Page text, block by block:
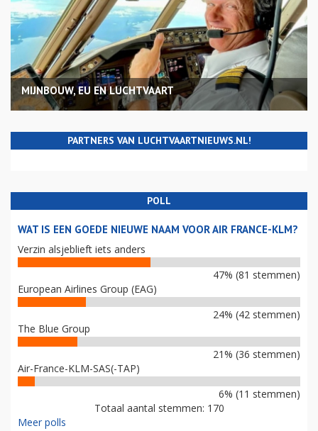
MIJNBOUW, EU EN LUCHTVAART
PARTNERS VAN LUCHTVAARTNIEUWS.NL!
POLL
WAT IS EEN GOEDE NIEUWE NAAM VOOR AIR FRANCE-KLM?
Verzin alsjeblieft iets anders
47% (81 stemmen)
European Airlines Group (EAG)
24% (42 stemmen)
The Blue Group
21% (36 stemmen)
Air-France-KLM-SAS(-TAP)
6% (11 stemmen)
Totaal aantal stemmen: 170
Meer polls